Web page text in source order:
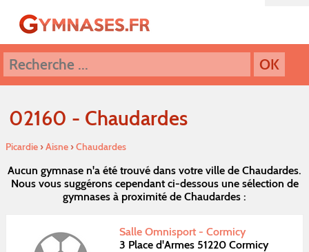
02160 - Chaudardes
Picardie›Aisne›Chaudardes
Aucun gymnase n'a été trouvé dans votre ville de Chaudardes.
Nous vous suggérons cependant ci-dessous une sélection de
gymnases à proximité de Chaudardes :
Salle Omnisport - Cormicy
3 Place d'Armes 51220 Cormicy